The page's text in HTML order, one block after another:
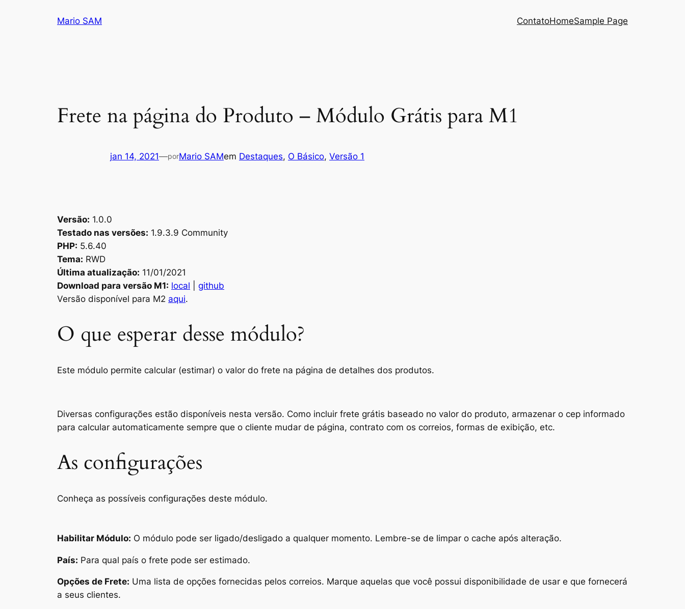
Mario SAM ContatoHomeSample Page
Frete na página do Produto – Módulo Grátis para M1
jan 14, 2021—porMario SAMem Destaques, O Básico, Versão 1
Versão: 1.0.0
Testado nas versões: 1.9.3.9 Community
PHP: 5.6.40
Tema: RWD
Última atualização: 11/01/2021
Download para versão M1: local
github
Versão disponível para M2 aqui.
O que esperar desse módulo?
Este módulo permite calcular (estimar) o valor do frete na página de detalhes dos produtos.
Diversas configurações estão disponíveis nesta versão. Como incluir frete grátis baseado no valor do produto, armazenar o cep informado
para calcular automaticamente sempre que o cliente mudar de página, contrato com os correios, formas de exibição, etc.
As configurações
Conheça as possíveis configurações deste módulo.
Habilitar Módulo: O módulo pode ser ligado/desligado a qualquer momento. Lembre-se de limpar o cache após alteração.
País: Para qual país o frete pode ser estimado.
Opções de Frete: Uma lista de opções fornecidas pelos correios. Marque aquelas que você possui disponibilidade de usar e que fornecerá
a seus clientes.